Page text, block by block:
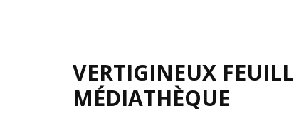
VERTIGINEUX
MÉDIATHÈQUE